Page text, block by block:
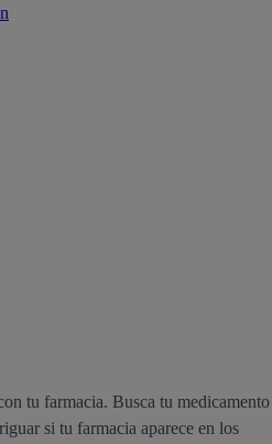
tu farmacia. Busca tu medicamento
si tu farmacia aparece en los